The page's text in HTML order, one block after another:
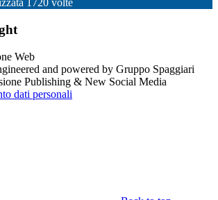
1720 volte
and powered by Gruppo Spaggiari
Publishing & New Social Media
dati personali